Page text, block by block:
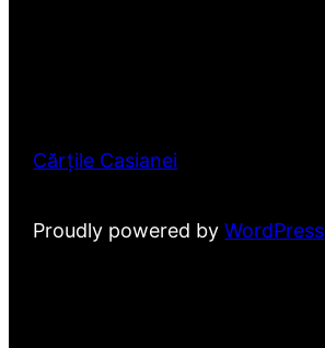
Cărțile Casianei
Proudly powered byWordPress